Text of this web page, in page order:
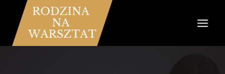
Przejdź
treści